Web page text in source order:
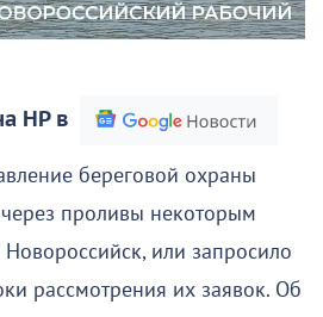
НР в
береговой охраны
проливы некоторым
или запросило
рассмотрения их заявок. Об